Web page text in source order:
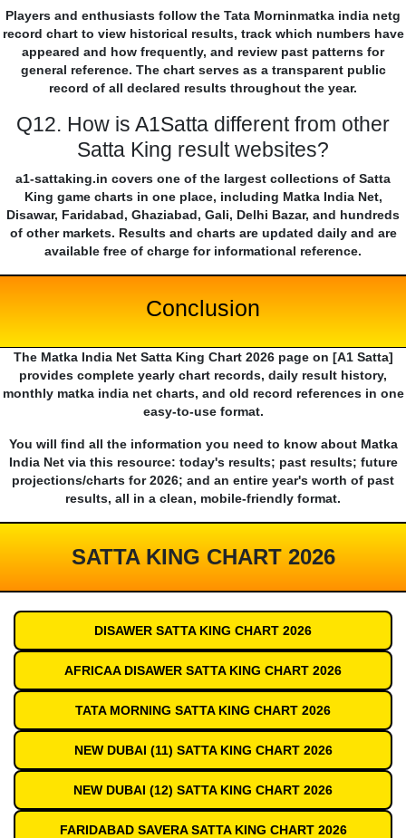
Players and enthusiasts follow the Tata Morninmatka india netg
record chart to view historical results, track which numbers have
appeared and how frequently, and review past patterns for
general reference. The chart serves as a transparent public
record of all declared results throughout the year.
Q12. How is A1Satta different from other
Satta King result websites?
a1-sattaking.in covers one of the largest collections of Satta
King game charts in one place, including Matka India Net,
Disawar, Faridabad, Ghaziabad, Gali, Delhi Bazar, and hundreds
of other markets. Results and charts are updated daily and are
available free of charge for informational reference.
Conclusion
The Matka India Net Satta King Chart 2026 page on [A1 Satta]
provides complete yearly chart records, daily result history,
monthly matka india net charts, and old record references in one
easy-to-use format.
You will find all the information you need to know about Matka
India Net via this resource: today's results; past results; future
projections/charts for 2026; and an entire year's worth of past
results, all in a clean, mobile-friendly format.
SATTA KING CHART 2026
DISAWER SATTA KING CHART 2026
AFRICAA DISAWER SATTA KING CHART 2026
TATA MORNING SATTA KING CHART 2026
NEW DUBAI (11) SATTA KING CHART 2026
NEW DUBAI (12) SATTA KING CHART 2026
FARIDABAD SAVERA SATTA KING CHART 2026